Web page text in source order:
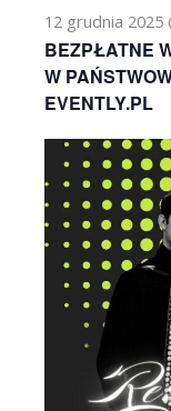
12 grudnia 2025
BEZPŁATNE
W
EVENTLY.PL